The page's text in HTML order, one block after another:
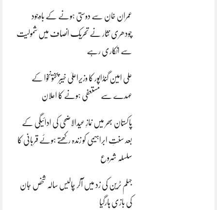
عمران خان سے دوستی ہونے کے باوجود
چودھری نثار نے تحریک انصاف میں شمولیت
سے انکاری رہے
علی امین گنڈاپور کا وزیراعلیٰ خیبرپختونخوا کے
عہدے سے مستعفی ہونے کا اعلان
پاکستان بھر میں نمازِ عیدالاضحی کی ادائیگی کے
بعد سنتِ ابراہیمی کو زندہ رکھتے ہوئے قربانی کا
سلسلہ شروع
جہلم ٹرین کی زد میں آکر چالیس سالہ شخص جان
کی بازی ہارگیا